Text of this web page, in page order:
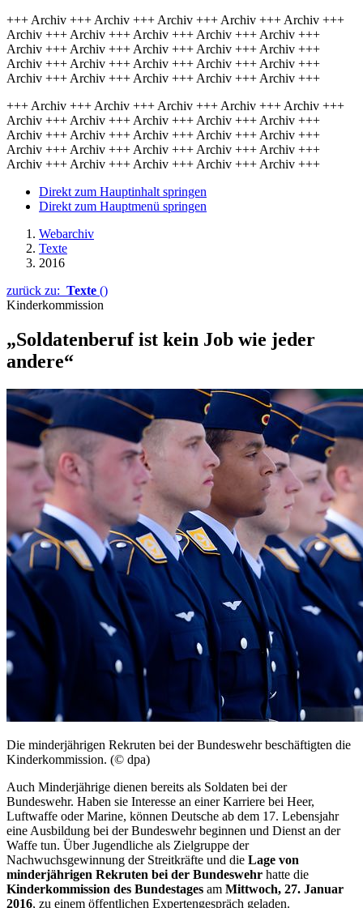
+++ Archiv +++ Archiv +++ Archiv +++ Archiv +++ Archiv +++
Archiv +++ Archiv +++ Archiv +++ Archiv +++ Archiv +++
Archiv +++ Archiv +++ Archiv +++ Archiv +++ Archiv +++
Archiv +++ Archiv +++ Archiv +++ Archiv +++ Archiv +++
Archiv +++ Archiv +++ Archiv +++ Archiv +++ Archiv +++
+++ Archiv +++ Archiv +++ Archiv +++ Archiv +++ Archiv +++
Archiv +++ Archiv +++ Archiv +++ Archiv +++ Archiv +++
Archiv +++ Archiv +++ Archiv +++ Archiv +++ Archiv +++
Archiv +++ Archiv +++ Archiv +++ Archiv +++ Archiv +++
Archiv +++ Archiv +++ Archiv +++ Archiv +++ Archiv +++
Direkt zum Hauptinhalt springen
Direkt zum Hauptmenü springen
Webarchiv
Texte
2016
zurück zu: Texte ()
Kinderkommission
„Soldatenberuf ist kein Job wie jeder
andere“
Die minderjährigen Rekruten bei der Bundeswehr beschäftigten die
Kinderkommission. (© dpa)
Auch Minderjährige dienen bereits als Soldaten bei der
Bundeswehr. Haben sie Interesse an einer Karriere bei Heer,
Luftwaffe oder Marine, können Deutsche ab dem 17. Lebensjahr
eine Ausbildung bei der Bundeswehr beginnen und Dienst an der
Waffe tun. Über Jugendliche als Zielgruppe der
Nachwuchsgewinnung der Streitkräfte und die Lage von
minderjährigen Rekruten bei der Bundeswehr hatte die
Kinderkommission des Bundestages am Mittwoch, 27. Januar
2016, zu einem öffentlichen Expertengespräch geladen.